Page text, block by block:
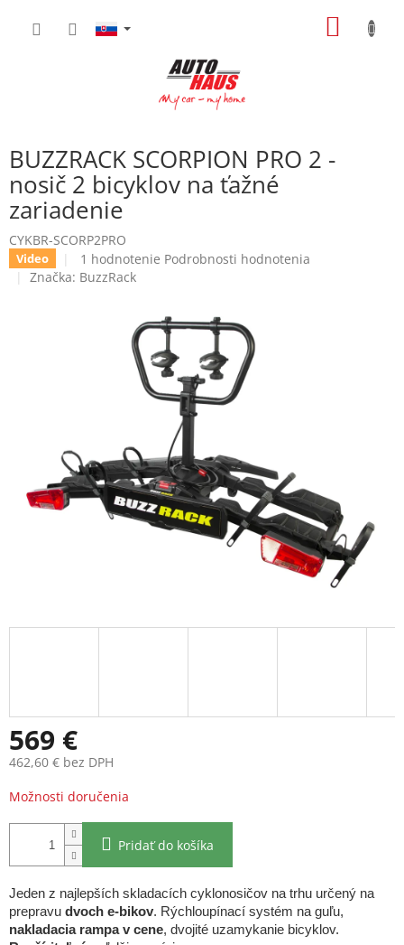
BUZZRACK SCORPION PRO 2 -
nosič 2 bicyklov na ťažné
zariadenie
CYKBR-SCORP2PRO
Video
Priemerné
hodnotenie
hviezdičiek.
1 hodnotenie Podrobnosti hodnotenia
Značka: BuzzRack
569 €
462,60 € bez DPH
Jednotková
cena:
Možnosti doručenia
Pridať do košíka
Jeden z najlepších skladacích cyklonosičov na trhu určený na
prepravu dvoch e-bikov. Rýchloupínací systém na guľu,
nakladacia rampa v cene, dvojité uzamykanie bicyklov.